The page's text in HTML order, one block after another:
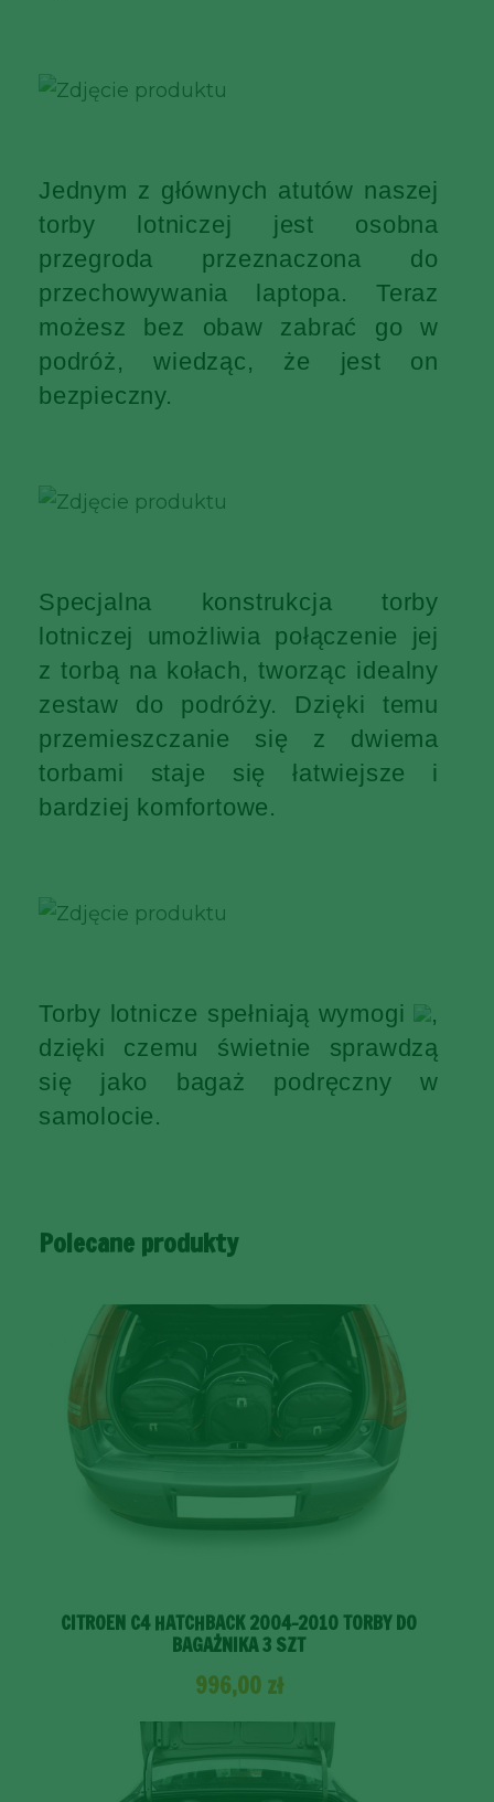
Jednym z głównych atutów naszej
torby lotniczej jest osobna
przegroda przeznaczona do
przechowywania laptopa. Teraz
możesz bez obaw zabrać go w
podróż, wiedząc, że jest on
bezpieczny.
Specjalna konstrukcja torby
lotniczej umożliwia połączenie jej
z torbą na kołach, tworząc idealny
zestaw do podróży. Dzięki temu
przemieszczanie się z dwiema
torbami staje się łatwiejsze i
bardziej komfortowe.
Torby lotnicze spełniają wymogi
,
dzięki czemu świetnie sprawdzą
się jako bagaż podręczny w
samolocie.
Polecane produkty
CITROEN C4 HATCHBACK 2004-2010 TORBY DO
BAGAŻNIKA 3 SZT
996,00 zł